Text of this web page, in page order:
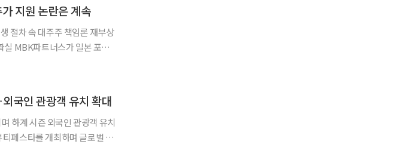
지원 논란은 계속
절차 속 대주주 책임론 재부상
트
국인 관광객 유치 확대
하계 시즌 외국인 관광객 유치